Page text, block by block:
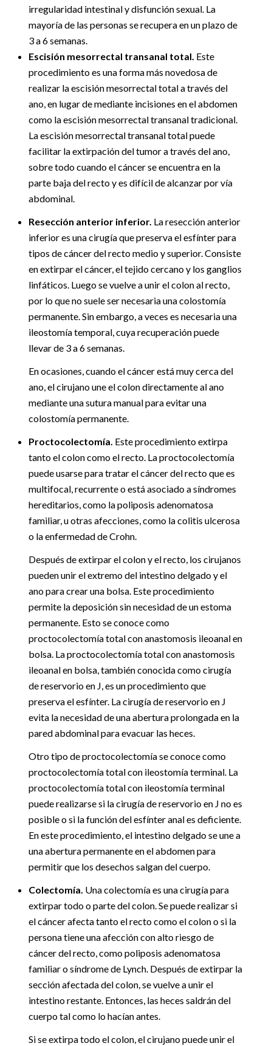
irregularidad intestinal y disfunción sexual. La
mayoría de las personas se recupera en un plazo de
3 a 6 semanas.
Escisión mesorrectal transanal total. Este
procedimiento es una forma más novedosa de
realizar la escisión mesorrectal total a través del
ano, en lugar de mediante incisiones en el abdomen
como la escisión mesorrectal transanal tradicional.
La escisión mesorrectal transanal total puede
facilitar la extirpación del tumor a través del ano,
sobre todo cuando el cáncer se encuentra en la
parte baja del recto y es difícil de alcanzar por vía
abdominal.
Resección anterior inferior. La resección anterior
inferior es una cirugía que preserva el esfínter para
tipos de cáncer del recto medio y superior. Consiste
en extirpar el cáncer, el tejido cercano y los ganglios
linfáticos. Luego se vuelve a unir el colon al recto,
por lo que no suele ser necesaria una colostomía
permanente. Sin embargo, a veces es necesaria una
ileostomía temporal, cuya recuperación puede
llevar de 3 a 6 semanas.
En ocasiones, cuando el cáncer está muy cerca del
ano, el cirujano une el colon directamente al ano
mediante una sutura manual para evitar una
colostomía permanente.
Proctocolectomía. Este procedimiento extirpa
tanto el colon como el recto. La proctocolectomía
puede usarse para tratar el cáncer del recto que es
multifocal, recurrente o está asociado a síndromes
hereditarios, como la poliposis adenomatosa
familiar, u otras afecciones, como la colitis ulcerosa
o la enfermedad de Crohn.
Después de extirpar el colon y el recto, los cirujanos
pueden unir el extremo del intestino delgado y el
ano para crear una bolsa. Este procedimiento
permite la deposición sin necesidad de un estoma
permanente. Esto se conoce como
proctocolectomía total con anastomosis ileoanal en
bolsa. La proctocolectomía total con anastomosis
ileoanal en bolsa, también conocida como cirugía
de reservorio en J, es un procedimiento que
preserva el esfínter. La cirugía de reservorio en J
evita la necesidad de una abertura prolongada en la
pared abdominal para evacuar las heces.
Otro tipo de proctocolectomía se conoce como
proctocolectomía total con ileostomía terminal. La
proctocolectomía total con ileostomía terminal
puede realizarse si la cirugía de reservorio en J no es
posible o si la función del esfínter anal es deficiente.
En este procedimiento, el intestino delgado se une a
una abertura permanente en el abdomen para
permitir que los desechos salgan del cuerpo.
Colectomía. Una colectomía es una cirugía para
extirpar todo o parte del colon. Se puede realizar si
el cáncer afecta tanto el recto como el colon o si la
persona tiene una afección con alto riesgo de
cáncer del recto, como poliposis adenomatosa
familiar o síndrome de Lynch. Después de extirpar la
sección afectada del colon, se vuelve a unir el
intestino restante. Entonces, las heces saldrán del
cuerpo tal como lo hacían antes.
Si se extirpa todo el colon, el cirujano puede unir el